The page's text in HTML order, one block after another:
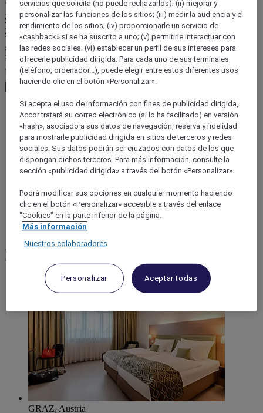
Seleccione su moneda a continuación
Zona geográfica
Moneda
Confirmar mi moneda
World
Europe
Austria
BURGENLAND
GRAZ, Austria
servicios que solicita (no puede rechazarlos); (ii) mejorar y
personalizar las funciones de los sitios; (iii) medir la audiencia y el
rendimiento de los sitios; (iv) proporcionarle un servicio de
«cashback» si se ha suscrito a uno; (v) permitirle interactuar con
las redes sociales; (vi) establecer un perfil de sus intereses para
ofrecerle publicidad dirigida. Para cada uno de sus terminales
(teléfono, ordenador...), puede elegir entre estos diferentes usos
haciendo clic en el botón «Personalizar».
Si acepta el uso de información con fines de publicidad dirigida,
Accor tratará su correo electrónico (si lo ha facilitado) en versión
«hash», asociado a sus datos de navegación, reserva y fidelidad
para mostrarle publicidad dirigida en sitios de terceros y redes
sociales. Sus datos podrán ser cruzados con datos de los que
dispongan dichos terceros. Para más información, consulte la
sección «publicidad dirigida» a través del botón «Personalizar».
Podrá modificar sus opciones en cualquier momento haciendo
clic en el botón «Personalizar» accesible a través del enlace
"Cookies" en la parte inferior de la página.
Más información
Nuestros colaboradores
Personalizar Aceptar todas